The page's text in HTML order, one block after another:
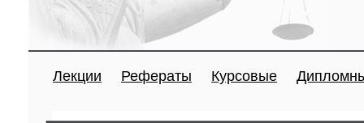
Лекции Рефераты Курсовые